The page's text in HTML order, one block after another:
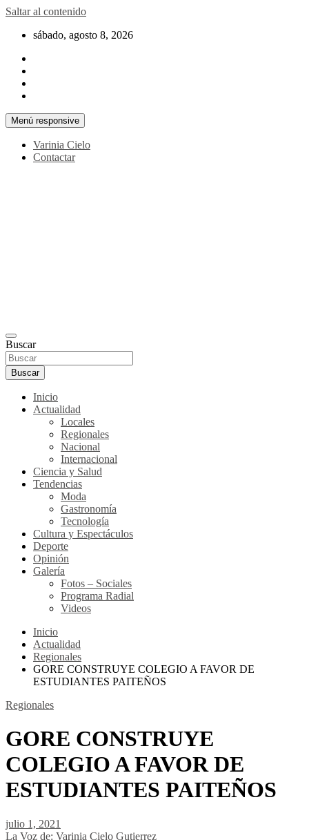
Saltar al contenido
sábado, agosto 8, 2026
Menú responsive
Varinia Cielo
Contactar
Buscar
Buscar
Inicio
Actualidad
Locales
Regionales
Nacional
Internacional
Ciencia y Salud
Tendencias
Moda
Gastronomía
Tecnología
Cultura y Espectáculos
Deporte
Opinión
Galería
Fotos – Sociales
Programa Radial
Videos
Inicio
Actualidad
Regionales
GORE CONSTRUYE COLEGIO A FAVOR DE
ESTUDIANTES PAITEÑOS
Regionales
GORE CONSTRUYE
COLEGIO A FAVOR DE
ESTUDIANTES PAITEÑOS
julio 1, 2021
La Voz de: Varinia Cielo Gutierrez